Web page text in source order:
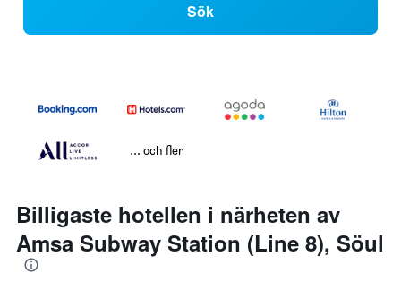
Sök
... och fler
Billigaste hotellen i närheten av
Amsa Subway Station (Line 8), Söul